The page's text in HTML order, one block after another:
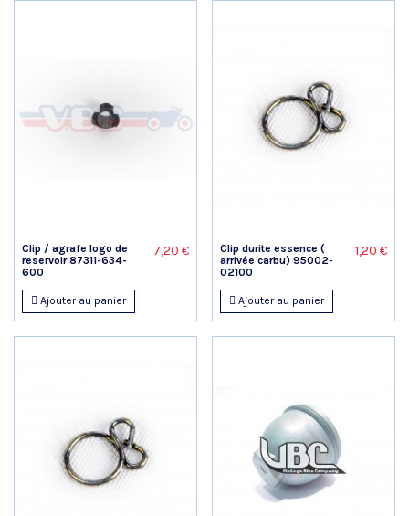
Clip / agrafe logo de
reservoir 87311-634-
600
7,20 €
Ajouter au panier
Clip durite essence (
arrivée carbu) 95002-
02100
1,20 €
Ajouter au panier